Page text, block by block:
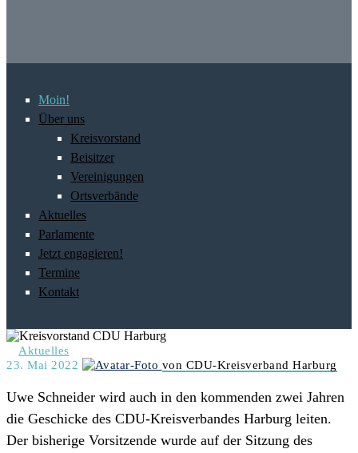
Moin!
Über uns
Kreisvorstand
Beisitzer
Vereinigungen
Ortsverbände
Aktuelles
Parlamente
Jetzt engagieren!
Termine
Kontakt
Aktuelles
23. Mai 2022
von CDU-Kreisverband Harburg
Uwe Schneider wird auch in den kommenden zwei Jahren
die Geschicke des CDU-Kreisverbandes Harburg leiten.
Der bisherige Vorsitzende wurde auf der Sitzung des